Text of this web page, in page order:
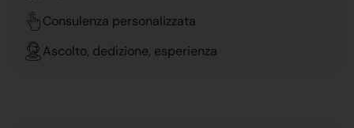
Consulenza personalizzata
Ascolto, dedizione, esperienza